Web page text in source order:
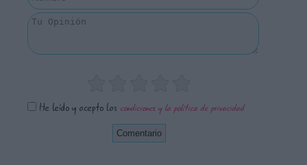
He leído y acepto las condiciones y la política de privacidad